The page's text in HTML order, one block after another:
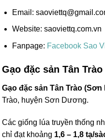
Email:
Website: saoviettq.com.vn
Fanpage: Facebook Sao
Gạo đặc sản Tân
Gạo đặc sản Tân Trào
Trào, huyện Sơn Dương.
Các giống lúa truyền thống
chỉ đạt khoảng 1,6 – 1,8 tạ/